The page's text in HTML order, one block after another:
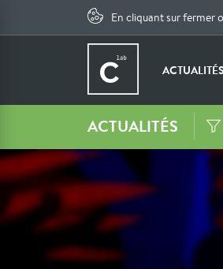
En cliquant sur fermer
ACTUALITÉS
ACTUALITÉS